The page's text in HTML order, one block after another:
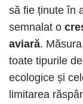
să fie ținute în
semnalat o
aviară.
toate tipurile
ecologice și
limitarea